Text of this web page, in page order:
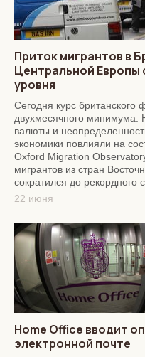
Приток мигрантов в
Центральной Европы
уровня
Сегодня курс британского
двухмесячного минимума.
валюты и
экономики повлияли на
Oxford Migration
мигрантов из стран
сократился до рекордного
22 июня
Home Office вводит
электронной почте